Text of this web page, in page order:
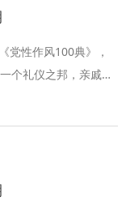
党性作风100典》，
个礼仪之邦，亲戚朋
一个共产党员来
赠的纪念性礼品。